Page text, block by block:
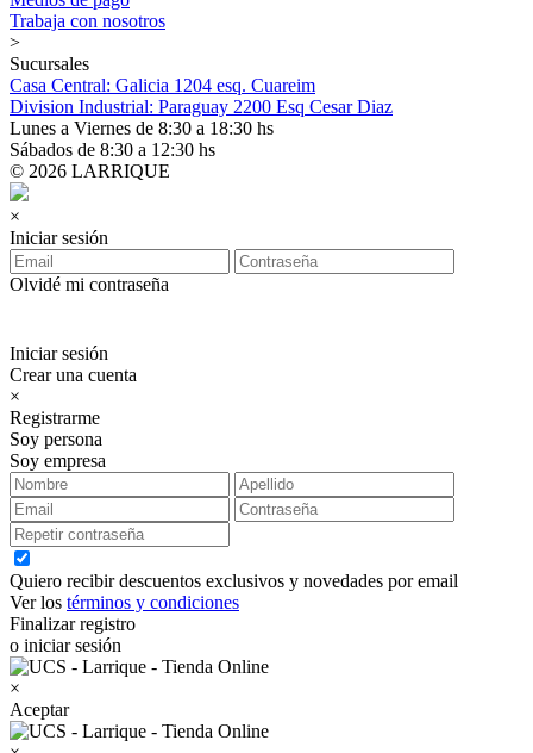
Trabaja con nosotros
>
Sucursales
Casa Central: Galicia 1204 esq. Cuareim
Division Industrial: Paraguay 2200 Esq Cesar Diaz
Lunes a Viernes de 8:30 a 18:30 hs
Sábados de 8:30 a 12:30 hs
© 2026 LARRIQUE
×
Iniciar sesión
Olvidé mi contraseña
Iniciar sesión
Crear una cuenta
×
Registrarme
Soy persona
Soy empresa
Quiero recibir descuentos exclusivos y novedades por email
Ver los términos y condiciones
Finalizar registro
o iniciar sesión
×
Aceptar